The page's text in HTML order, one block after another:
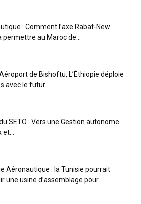
: Comment l’axe Rabat-New
permettre au Maroc de...
de Bishoftu, L’Éthiopie déploie
avec le futur...
SETO : Vers une Gestion autonome
Aéronautique : la Tunisie pourrait
une usine d’assemblage pour...